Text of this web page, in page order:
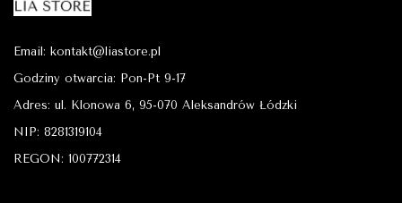
Email: kontakt@liastore.pl
Godziny otwarcia: Pon-Pt 9-17
Adres: ul. Klonowa 6, 95-070 Aleksandrów Łódzki
NIP: 8281319104
REGON: 100772314